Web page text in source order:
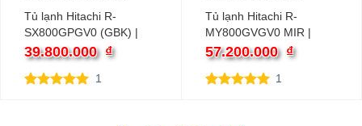
Tủ lạnh Hitachi R-
SX800GPGV0 (GBK) |
573L 2 cánh
39.800.000 ₫
1
Tủ lạnh Hitachi R-
MY800GVGV0 MIR |
569L 3 cánh
57.200.000 ₫
1